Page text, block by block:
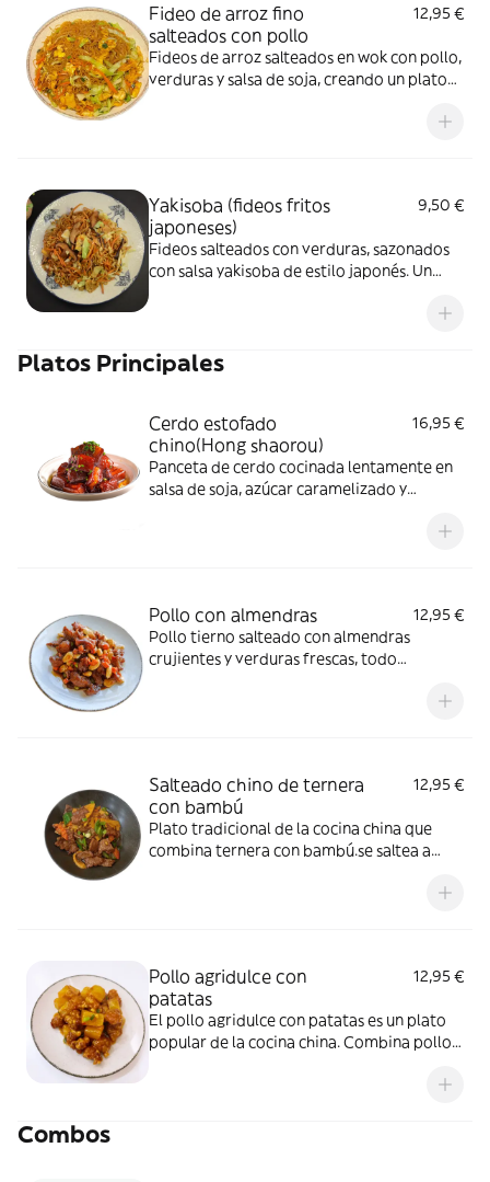
Fideo de arroz fino
salteados con pollo
12,95 €
Fideos de arroz salteados en wok con pollo,
verduras y salsa de soja, creando un plato
Yakisoba (fideos fritos
japoneses)
9,50 €
Fideos salteados con verduras, sazonados
con salsa yakisoba de estilo japonés. Un
Platos Principales
Cerdo estofado
chino(Hong shaorou)
16,95 €
Panceta de cerdo cocinada lentamente en
salsa de soja, azúcar caramelizado y
Pollo con almendras
12,95 €
Pollo tierno salteado con almendras
crujientes y verduras frescas, todo
Salteado chino de ternera
con bambú
12,95 €
Plato tradicional de la cocina china que
combina ternera con bambú.se saltea a
Pollo agridulce con
patatas
12,95 €
El pollo agridulce con patatas es un plato
popular de la cocina china. Combina pollo
generalmente hecha con azúcar y vinagre.
Combos